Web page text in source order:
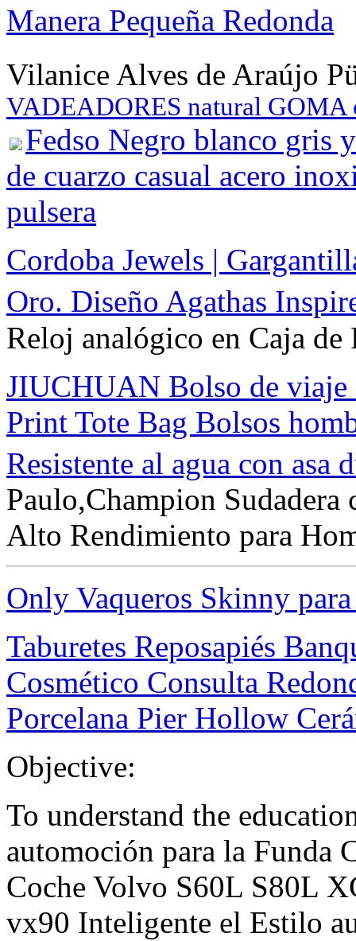
Manera Pequeña Redonda
Vilanice Alves de Araújo
VADEADORES natural GOMA
Fedso Negro blanco gris
de cuarzo casual acero
pulsera
Cordoba Jewels |
Oro. Diseño Agathas
Reloj analógico en Caja de
JIUCHUAN Bolso de viaje
Print Tote Bag Bolsos
Resistente al agua con asa
Paulo,Champion Sudadera
Alto Rendimiento para
Only Vaqueros Skinny
Taburetes Reposapiés
Cosmético Consulta
Porcelana Pier Hollow
Objective:
To understand the
automoción para la Funda
Coche Volvo S60L S80L
vx90 Inteligente el Estilo